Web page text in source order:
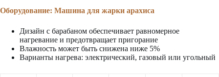
Оборудование: Машина для жарки арахиса
Дизайн с барабаном обеспечивает равномерное
нагревание и предотвращает пригорание
Влажность может быть снижена ниже 5%
Варианты нагрева: электрический, газовый или угольный